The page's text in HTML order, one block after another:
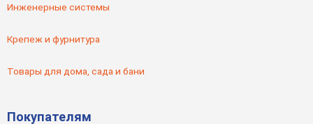
Инженерные системы
Крепеж и фурнитура
Товары для дома, сада и бани
Покупателям